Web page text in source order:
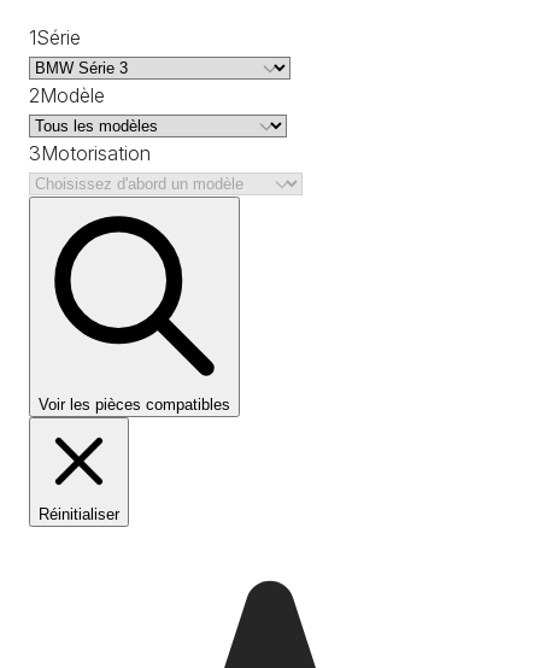
1Série
2Modèle
3Motorisation
Voir les pièces compatibles
Réinitialiser